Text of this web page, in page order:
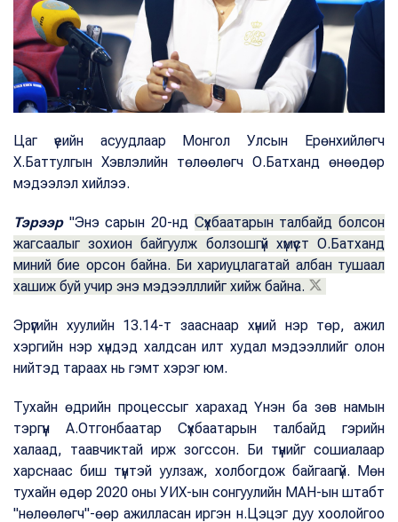
Цаг үеийн асуудлаар Монгол Улсын Ерөнхийлөгч
Х.Баттулгын Хэвлэлийн төлөөлөгч О.Батханд өнөөдөр
мэдээлэл хийлээ.
Тэрээр "Энэ сарын 20-нд Сүхбаатарын талбайд болсон
жагсаалыг зохион байгуулж болзошгүй хүмүүст О.Батханд
миний бие орсон байна. Би хариуцлагатай албан тушаал
хашиж буй учир энэ мэдээлллийг хийж байна.
Эрүүгийн хуулийн 13.14-т зааснаар хүний нэр төр, ажил
хэргийн нэр хүндэд халдсан илт худал мэдээллийг олон
нийтэд тараах нь гэмт хэрэг юм.
Тухайн өдрийн процессыг харахад Үнэн ба зөв намын
тэргүүн А.Отгонбаатар Сүхбаатарын талбайд гэрийн
халаад, таавчиктай ирж зогссон. Би түүнийг сошиалаар
харснаас биш түүнтэй уулзаж, холбогдож байгаагүй. Мөн
тухайн өдөр 2020 оны УИХ-ын сонгуулийн МАН-ын штабт
"нөлөөлөгч"-өөр ажилласан иргэн н.Цэцэг дуу хоолойгоо